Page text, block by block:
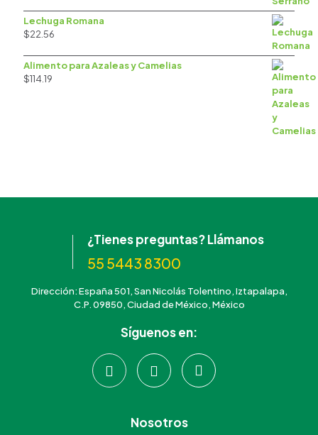
Lechuga Romana
$22.56
Alimento para Azaleas y Camelias
$114.19
¿Tienes preguntas? Llámanos
55 5443 8300
Dirección: España 501, San Nicolás Tolentino, Iztapalapa,
C.P. 09850, Ciudad de México, México
Síguenos en:
Nosotros